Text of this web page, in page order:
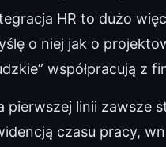
HR to dużo
o niej jak o
współpracują z
pierwszej linii zawsze
czasu pracy,